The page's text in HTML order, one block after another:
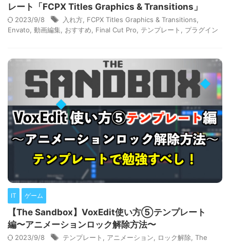
レート「FCPX Titles Graphics & Transitions」
2023/9/8 入れ方 FCPX Titles Graphics & Transitions
Envato 動画編集 おすすめ Final Cut Pro テンプレート プラグイン
IT ゲーム
【The Sandbox】VoxEdit使い方⑤テンプレート
編〜アニメーションロック解除方法〜
2023/9/8 テンプレート アニメーション ロック解除 The